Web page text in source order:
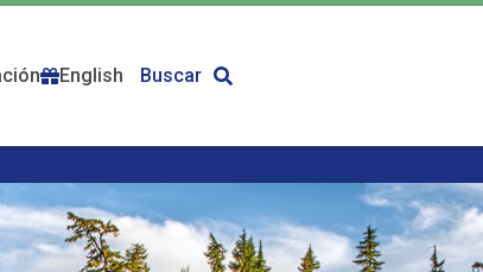
English Buscar